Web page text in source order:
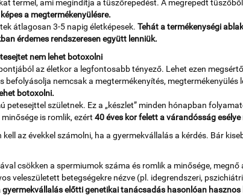
termel, ami megindítja a tüszőrepedést. A megrepedt
a megtermékenyülésre.
átlagosan 3-5 napig életképesek. Tehát a termékenységi
érdemes rendszeresen együtt lenniük.
nem lehet botoxolni
az életkor a legfontosabb tényező. Lehet ezen
befolyásolja nemcsak a megtermékenyítés, megtermékenyülés
botoxolni.
petesejttel születnek. Ez a „készlet” minden hónapban
is romlik, ezért 40 éves kor felett a várandósság
kell az évekkel számolni, ha a gyermekvállalás a kérdés. Bár
csökken a spermiumok száma és romlik a minősége,
veleszületett betegségekre nézve (pl. idegrendszeri,
előtti genetikai tanácsadás hasonlóan hasznos